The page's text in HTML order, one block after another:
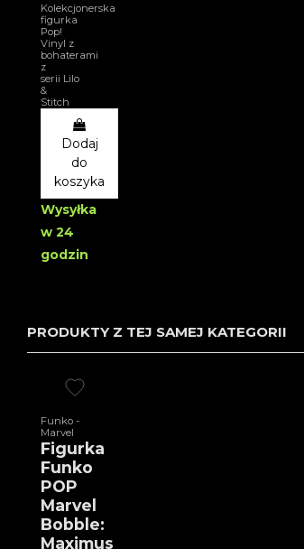
Kolekcjonerska
figurka
Pop!
Vinyl z
bohaterami
z
serii Lilo
&
Stitch
Dodaj
do
koszyka
Wysyłka
w 24
godzin
PRODUKTY Z TEJ SAMEJ KATEGORII
Funko -
Marvel
Figurka
Funko
POP
Marvel
Bobble:
Maximus